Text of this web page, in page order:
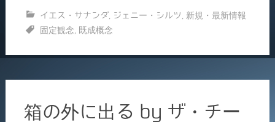
e
o
o
k
l
イエス・サナンダ, ジェニー・シルツ
新規・最新情報
固定観念
既成概念
箱の外に出る by ザ・チー